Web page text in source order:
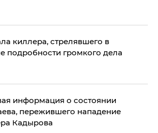
киллера, стрелявшего в
подробности громкого дела
информация о состоянии
пережившего нападение
Кадырова